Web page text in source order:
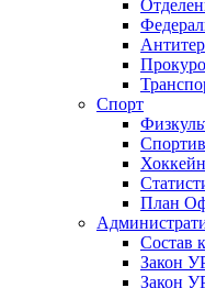
Спорт
План
Состав
Закон
Закон